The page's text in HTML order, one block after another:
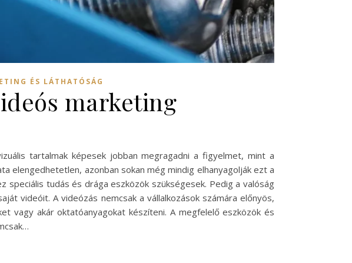
ÉS LÁTHATÓSÁG
marketing
tartalmak képesek jobban megragadni a figyelmet, mint a
elengedhetetlen, azonban sokan még mindig elhanyagolják ezt a
tudás és drága eszközök szükségesek. Pedig a valóság
videóit. A videózás nemcsak a vállalkozások számára előnyös,
vagy akár oktatóanyagokat készíteni. A megfelelő eszközök és